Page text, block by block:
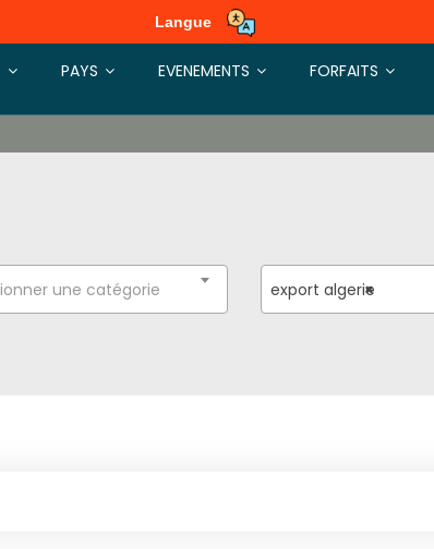
Langue
PAYS EVENEMENTS FORFAITS
une catégorie ×
export algerie